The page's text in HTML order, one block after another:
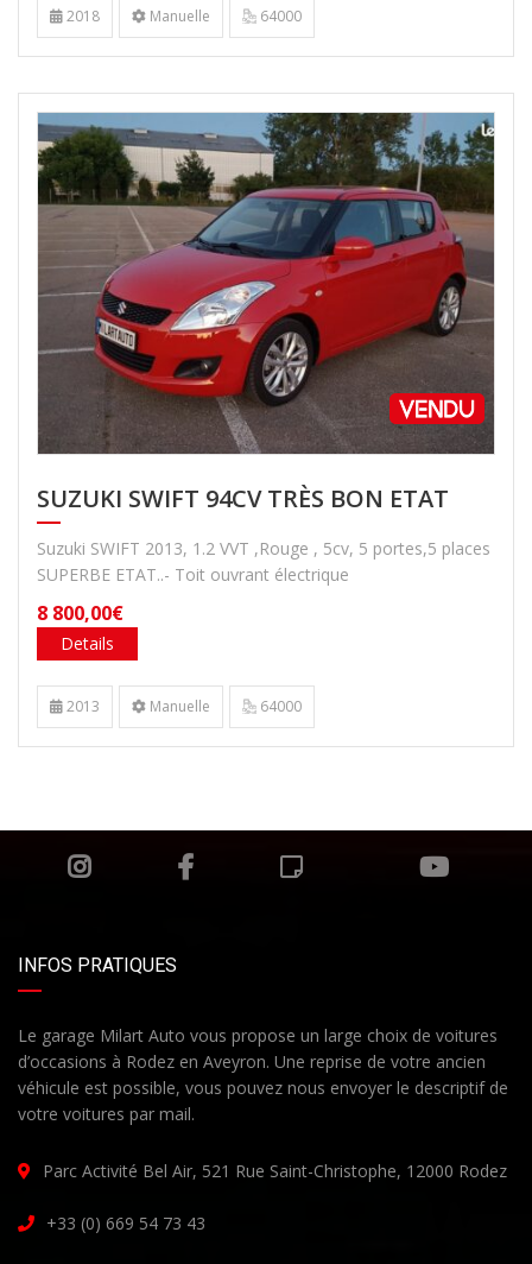
2018 Manuelle 64000
SUZUKI SWIFT 94CV TRÈS BON ETAT
Suzuki SWIFT 2013, 1.2 VVT ,Rouge , 5cv, 5 portes,5 places
SUPERBE ETAT..- Toit ouvrant électrique
8 800,00€
Details
2013 Manuelle 64000
INFOS PRATIQUES
Le garage Milart Auto vous propose un large choix de voitures
d’occasions à Rodez en Aveyron. Une reprise de votre ancien
véhicule est possible, vous pouvez nous envoyer le descriptif de
votre voitures par mail.
Parc Activité Bel Air, 521 Rue Saint-Christophe, 12000 Rodez
+33 (0) 669 54 73 43